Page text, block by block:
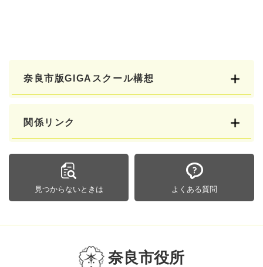
奈良市版GIGAスクール構想
関係リンク
見つからないときは よくある質問
奈良市役所